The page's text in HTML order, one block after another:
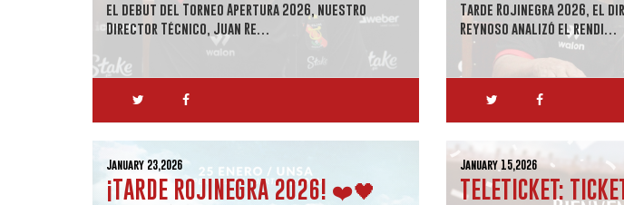
el debut del Torneo Apertura 2026, nuestro
Director Técnico, Juan Re…
Tarde Rojinegra 2026, el
Reynoso analizó el rendi…
January 23,2026
¡TARDE ROJINEGRA 2026! ❤️🖤
January 15,2026
TELETICKET: